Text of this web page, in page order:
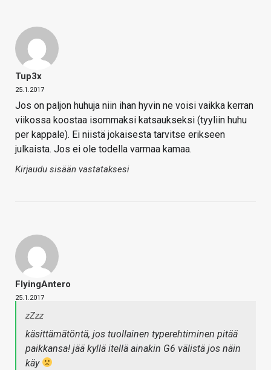
Tup3x
25.1.2017
Jos on paljon huhuja niin ihan hyvin ne voisi vaikka kerran
viikossa koostaa isommaksi katsaukseksi (tyyliin huhu
per kappale). Ei niistä jokaisesta tarvitse erikseen
julkaista. Jos ei ole todella varmaa kamaa.
Kirjaudu sisään vastataksesi
FlyingAntero
25.1.2017
zZzz
käsittämätöntä, jos tuollainen typerehtiminen pitää
paikkansa! jää kyllä itellä ainakin G6 välistä jos näin
käy